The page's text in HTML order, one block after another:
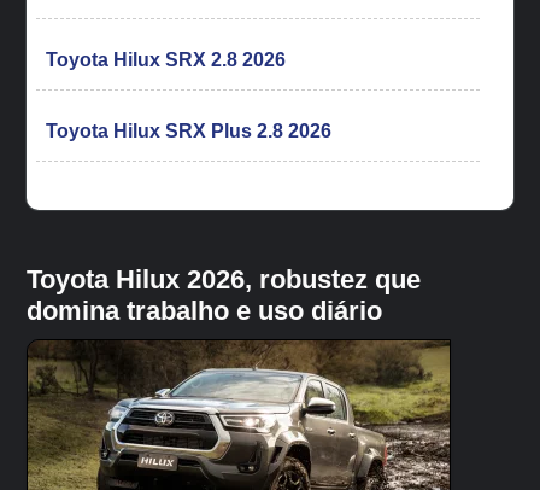
Toyota Hilux SRX 2.8 2026
Toyota Hilux SRX Plus 2.8 2026
Toyota Hilux 2026, robustez que
domina trabalho e uso diário